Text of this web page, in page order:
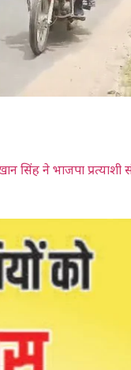
ने भाजपा प्रत्याशी